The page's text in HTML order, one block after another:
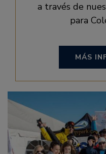
a través de
para
MÁS